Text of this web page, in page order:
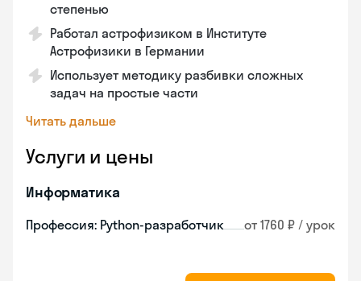
степенью
Работал астрофизиком в Институте
Астрофизики в Германии
Использует методику разбивки сложных
задач на простые части
Читать дальше
Услуги и цены
Информатика
Профессия: Python-разработчик от 1760 ₽ / урок